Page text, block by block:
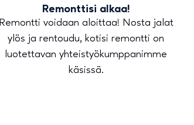
Remonttisi alkaa!
Remontti voidaan aloittaa! Nosta jalat
ylös ja rentoudu, kotisi remontti on
luotettavan yhteistyökumppanimme
käsissä.